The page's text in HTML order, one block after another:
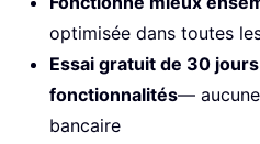
optimisée dans toutes
Essai gratuit de 30
fonctionnalités—
bancaire